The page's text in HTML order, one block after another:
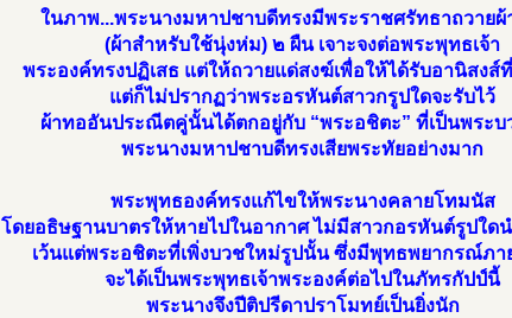
ในภาพ...พระนางมหาปชาบดีทรงมีพระราชศรัทธาถวายผ้
(ผ้าสำหรับใช้นุ่งห่ม) ๒ ผืน เจาะจงต่อพระพุทธเจ้า
พระองค์ทรงปฏิเสธ แต่ให้ถวายแด่สงฆ์เพื่อให้ได้รับอานิสงส์
แต่ก็ไม่ปรากฏว่าพระอรหันต์สาวกรูปใดจะรับไว้
ผ้าทออันประณีตคู่นั้นได้ตกอยู่กับ “พระอชิตะ” ที่เป็นพระบ
พระนางมหาปชาบดีทรงเสียพระทัยอย่างมาก
พระพุทธองค์ทรงแก้ไขให้พระนางคลายโทมนัส
โดยอธิษฐานบาตรให้หายไปในอากาศ ไม่มีสาวกอรหันต์รูปใด
เว้นแต่พระอชิตะที่เพิ่งบวชใหม่รูปนั้น ซึ่งมีพุทธพยากรณ์ภา
จะได้เป็นพระพุทธเจ้าพระองค์ต่อไปในภัทรกัปป์นี้
พระนางจึงปีติปรีดาปราโมทย์เป็นยิ่งนัก